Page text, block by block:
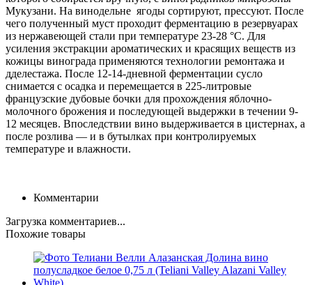
Мукузани. На винодельне ягоды сортируют, прессуют. После
чего полученный муст проходит ферментацию в резервуарах
из нержавеющей стали при температуре 23-28 °С. Для
усиления экстракции ароматических и красящих веществ из
кожицы винограда применяются технологии ремонтажа и
дделестажа. После 12-14-дневной ферментации сусло
снимается с осадка и перемещается в 225-литровые
французские дубовые бочки для прохождения яблочно-
молочного брожения и последующей выдержки в течении 9-
12 месяцев. Впоследствии вино выдерживается в цистернах, а
после розлива — и в бутылках при контролируемых
температуре и влажности.
Комментарии
Загрузка комментариев...
Похожие товары